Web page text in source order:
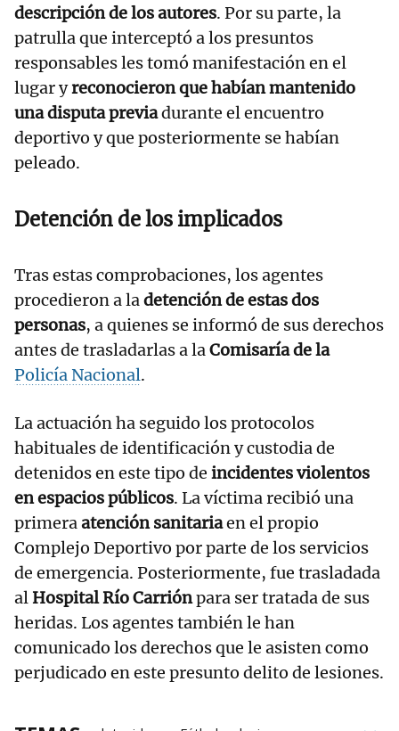
descripción de los autores. Por su parte, la
patrulla que interceptó a los presuntos
responsables les tomó manifestación en el
lugar yreconocieron que habían mantenido
una disputa previadurante el encuentro
deportivo y que posteriormente se habían
peleado.
Detención de los implicados
Tras estas comprobaciones, los agentes
procedieron a ladetención de estas dos
personas, a quienes se informó de sus derechos
antes de trasladarlas a laComisaría de la
Policía Nacional.
La actuación ha seguido los protocolos
habituales de identificación y custodia de
detenidos en este tipo de incidentes violentos
en espacios públicos. La víctima recibió una
primeraatención sanitariaen el propio
Complejo Deportivo por parte de los servicios
de emergencia. Posteriormente, fue trasladada
al Hospital Río Carriónpara ser tratada de sus
heridas. Los agentes también le han
comunicado los derechos que le asisten como
perjudicado en este presunto delito de lesiones.